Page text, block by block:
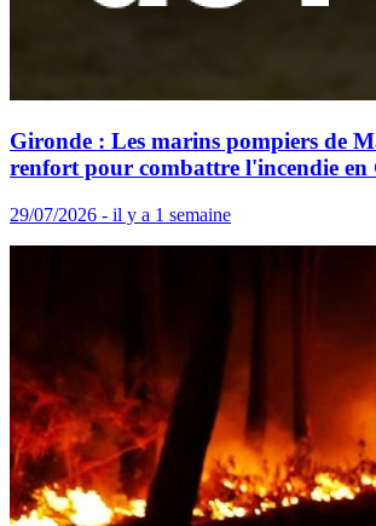
Gironde : Les marins pompiers de
renfort pour combattre l'incendie en
29/07/2026 - il y a 1 semaine